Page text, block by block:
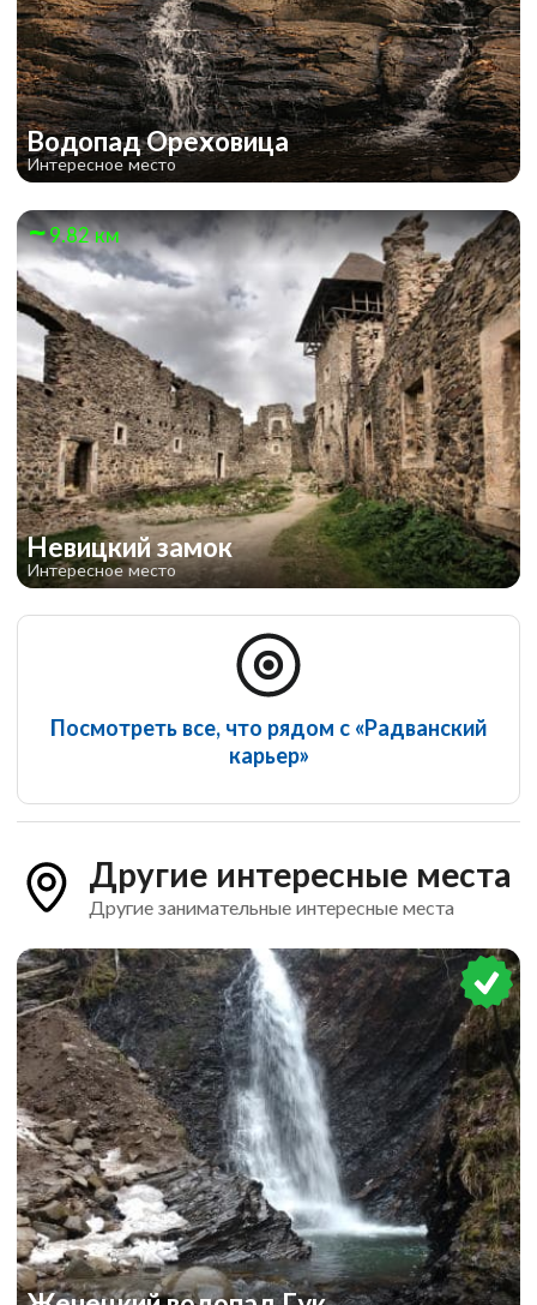
Водопад Ореховица
Интересное место
9.82 км
Невицкий замок
Интересное место
Посмотреть все, что рядом с «Радванский
карьер»
Другие интересные места
Другие занимательные интересные места